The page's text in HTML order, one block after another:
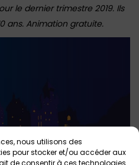
nous utilisons des
pour stocker et/ou accéder aux
de consentir à ces technologies
le dernier trimestre 2019. Ils
ans. Animation gratuite.